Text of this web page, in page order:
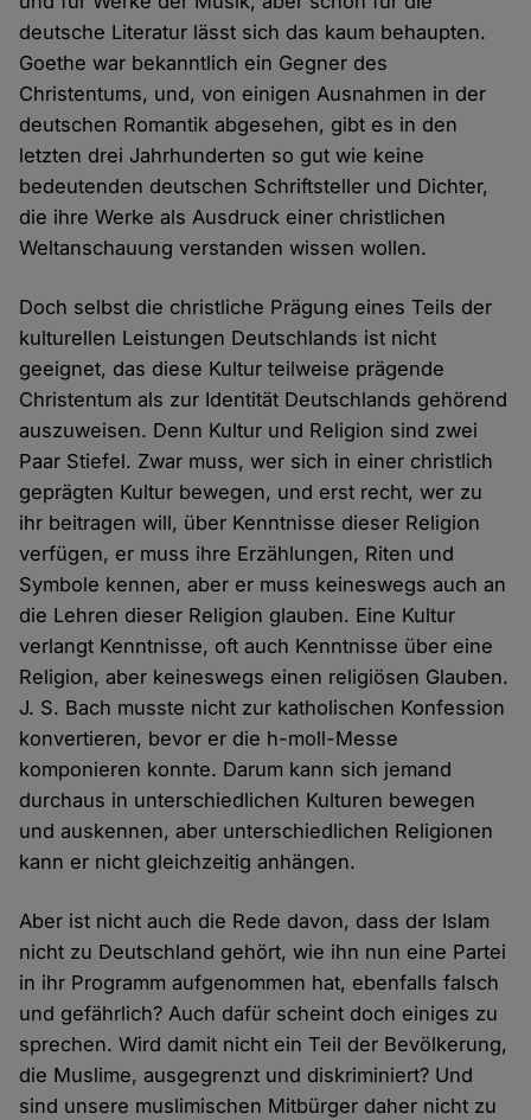
deutsche Literatur lässt sich das kaum behaupten.
Goethe war bekanntlich ein Gegner des
Christentums, und, von einigen Ausnahmen in der
deutschen Romantik abgesehen, gibt es in den
letzten drei Jahrhunderten so gut wie keine
bedeutenden deutschen Schriftsteller und Dichter,
die ihre Werke als Ausdruck einer christlichen
Weltanschauung verstanden wissen wollen.
Doch selbst die christliche Prägung eines Teils der
kulturellen Leistungen Deutschlands ist nicht
geeignet, das diese Kultur teilweise prägende
Christentum als zur Identität Deutschlands gehörend
auszuweisen. Denn Kultur und Religion sind zwei
Paar Stiefel. Zwar muss, wer sich in einer christlich
geprägten Kultur bewegen, und erst recht, wer zu
ihr beitragen will, über Kenntnisse dieser Religion
verfügen, er muss ihre Erzählungen, Riten und
Symbole kennen, aber er muss keineswegs auch an
die Lehren dieser Religion glauben. Eine Kultur
verlangt Kenntnisse, oft auch Kenntnisse über eine
Religion, aber keineswegs einen religiösen Glauben.
J. S. Bach musste nicht zur katholischen Konfession
konvertieren, bevor er die h-moll-Messe
komponieren konnte. Darum kann sich jemand
durchaus in unterschiedlichen Kulturen bewegen
und auskennen, aber unterschiedlichen Religionen
kann er nicht gleichzeitig anhängen.
Aber ist nicht auch die Rede davon, dass der Islam
nicht zu Deutschland gehört, wie ihn nun eine Partei
in ihr Programm aufgenommen hat, ebenfalls falsch
und gefährlich? Auch dafür scheint doch einiges zu
sprechen. Wird damit nicht ein Teil der Bevölkerung,
die Muslime, ausgegrenzt und diskriminiert? Und
sind unsere muslimischen Mitbürger daher nicht zu